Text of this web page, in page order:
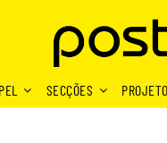
SECÇÕES